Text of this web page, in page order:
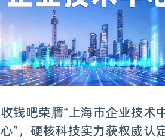
收钱吧荣膺“上海市企业技术
心”，硬核科技实力获权威认